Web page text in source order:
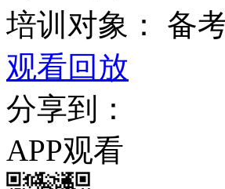
培训对象：
备
观看回放
分享到：
APP观看